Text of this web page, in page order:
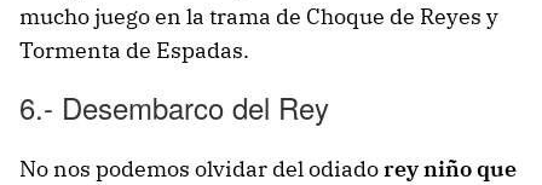
mucho juego en la trama de Choque de Reyes y
Tormenta de Espadas.
6.- Desembarco del Rey
No nos podemos olvidar del odiadorey niño que